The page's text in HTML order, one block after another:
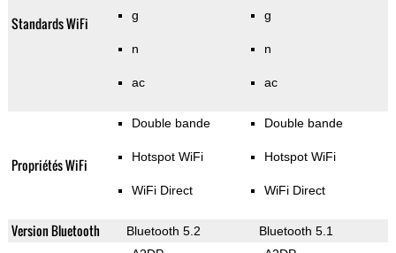
Standards WiFi g
n
ac
g
n
ac
Propriétés WiFi
Double bande
Hotspot WiFi
WiFi Direct
Double bande
Hotspot WiFi
WiFi Direct
Version Bluetooth Bluetooth 5.2 Bluetooth 5.1